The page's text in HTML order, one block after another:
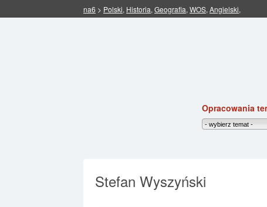
na6 > Polski, Historia, Geografia, WOS, Angielski,
Opracowania
Stefan Wyszyński